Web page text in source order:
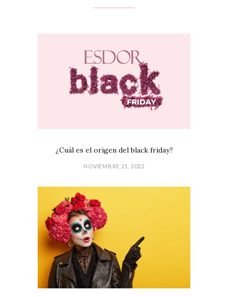
¿Cuál es el origen del black friday?
NOVIEMBRE 21, 2022